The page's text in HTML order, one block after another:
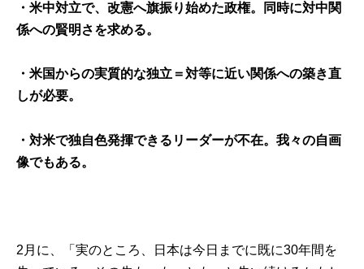
・米中対立で、改憲へ旗振り始めた政権。同時に対中関
係への賢明さを求める。
・米国からの実質的な独立＝対等に近い関係への築き直
しが必要。
・対米で独自色発揮できるリーダーが不在。我々の自画
像でもある。
2月に、「実のところ、日本は今日までに既に30年間を